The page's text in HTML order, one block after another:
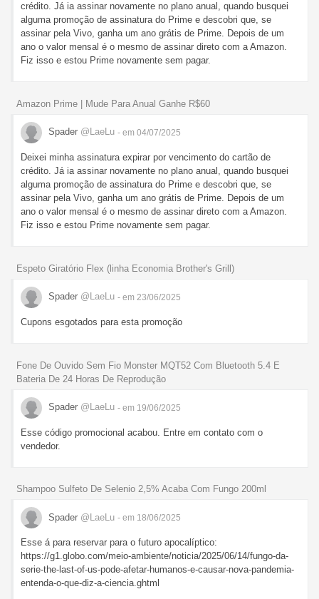
crédito. Já ia assinar novamente no plano anual, quando busquei
alguma promoção de assinatura do Prime e descobri que, se
assinar pela Vivo, ganha um ano grátis de Prime. Depois de um
ano o valor mensal é o mesmo de assinar direto com a Amazon.
Fiz isso e estou Prime novamente sem pagar.
Amazon Prime | Mude Para Anual Ganhe R$60
Spader @LaeLu - em 04/07/2025
Deixei minha assinatura expirar por vencimento do cartão de
crédito. Já ia assinar novamente no plano anual, quando busquei
alguma promoção de assinatura do Prime e descobri que, se
assinar pela Vivo, ganha um ano grátis de Prime. Depois de um
ano o valor mensal é o mesmo de assinar direto com a Amazon.
Fiz isso e estou Prime novamente sem pagar.
Espeto Giratório Flex (linha Economia Brother's Grill)
Spader @LaeLu - em 23/06/2025
Cupons esgotados para esta promoção
Fone De Ouvido Sem Fio Monster MQT52 Com Bluetooth 5.4 E
Bateria De 24 Horas De Reprodução
Spader @LaeLu - em 19/06/2025
Esse código promocional acabou. Entre em contato com o
vendedor.
Shampoo Sulfeto De Selenio 2,5% Acaba Com Fungo 200ml
Spader @LaeLu - em 18/06/2025
Esse á para reservar para o futuro apocalíptico:
https://g1.globo.com/meio-ambiente/noticia/2025/06/14/fungo-da-
serie-the-last-of-us-pode-afetar-humanos-e-causar-nova-pandemia-
entenda-o-que-diz-a-ciencia.ghtml